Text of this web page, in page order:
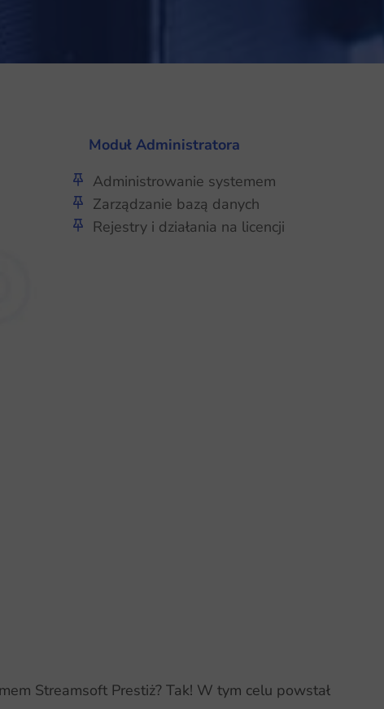
Moduł Administratora
Administrowanie systemem
Zarządzanie bazą danych
Rejestry i działania na licencji
Streamsoft Prestiż? Tak! W tym celu powstał